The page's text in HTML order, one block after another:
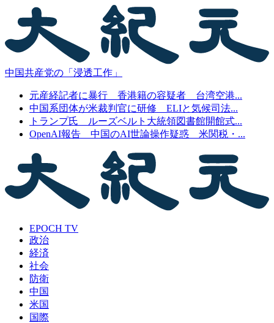
中国共産党の「浸透工作」
元産経記者に暴行 香港籍の容疑者 台湾空港...
中国系団体が米裁判官に研修 ELIと気候司法...
トランプ氏 ルーズベルト大統領図書館開館式...
OpenAI報告 中国のAI世論操作疑惑 米関税・...
EPOCH TV
政治
経済
社会
防衛
中国
米国
国際